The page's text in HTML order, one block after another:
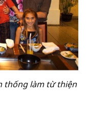
thống làm từ thiện